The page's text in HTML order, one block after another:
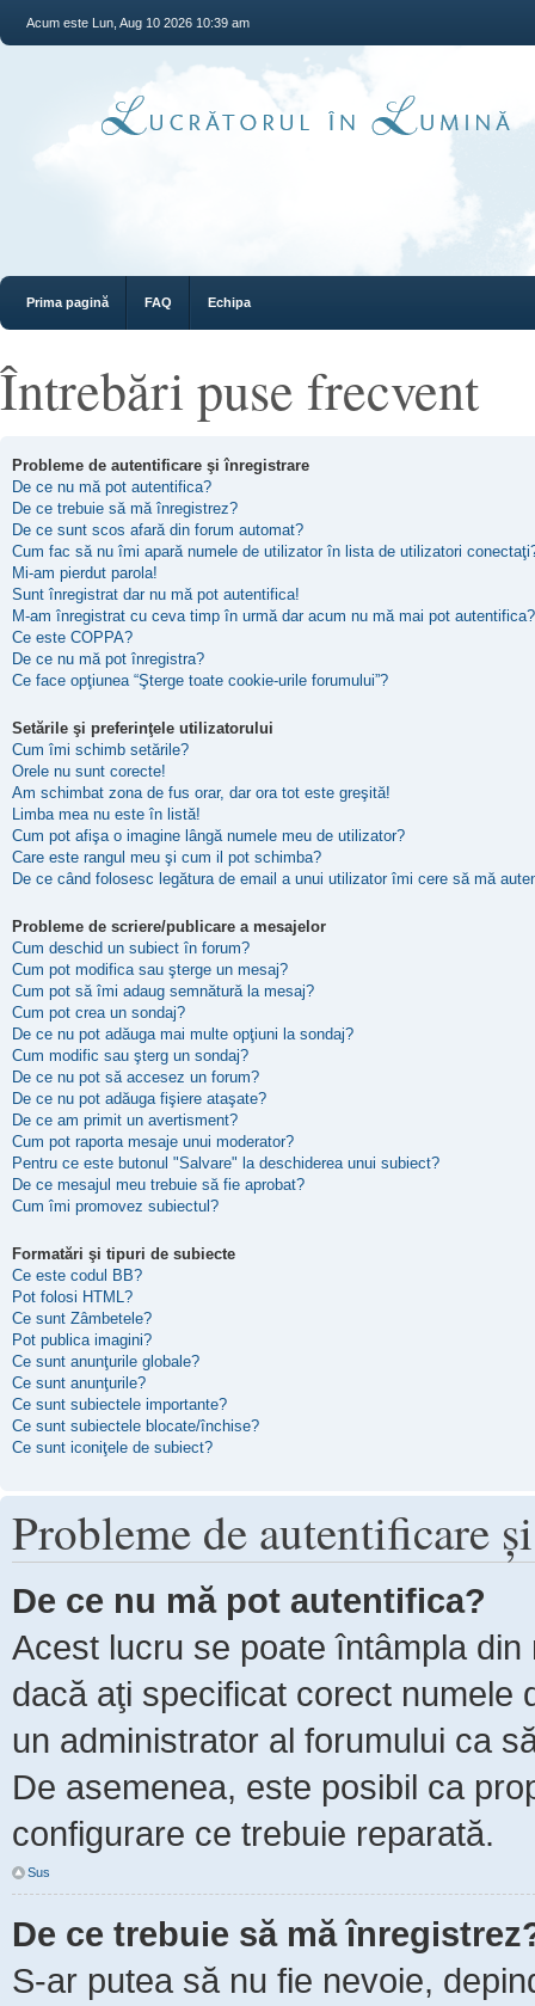
Acum este Lun, Aug 10 2026 10:39 am
Prima pagină FAQ Echipa
Întrebări puse frecvent
Probleme de autentificare şi înregistrare
De ce nu mă pot autentifica?
De ce trebuie să mă înregistrez?
De ce sunt scos afară din forum automat?
Cum fac să nu îmi apară numele de utilizator în lista de utilizatori
Mi-am pierdut parola!
Sunt înregistrat dar nu mă pot autentifica!
M-am înregistrat cu ceva timp în urmă dar acum nu mă mai pot
Ce este COPPA?
De ce nu mă pot înregistra?
Ce face opţiunea “Şterge toate cookie-urile forumului”?
Setările şi preferinţele utilizatorului
Cum îmi schimb setările?
Orele nu sunt corecte!
Am schimbat zona de fus orar, dar ora tot este greşită!
Limba mea nu este în listă!
Cum pot afişa o imagine lângă numele meu de utilizator?
Care este rangul meu şi cum il pot schimba?
De ce când folosesc legătura de email a unui utilizator îmi cere să mă
Probleme de scriere/publicare a mesajelor
Cum deschid un subiect în forum?
Cum pot modifica sau şterge un mesaj?
Cum pot să îmi adaug semnătură la mesaj?
Cum pot crea un sondaj?
De ce nu pot adăuga mai multe opţiuni la sondaj?
Cum modific sau şterg un sondaj?
De ce nu pot să accesez un forum?
De ce nu pot adăuga fişiere ataşate?
De ce am primit un avertisment?
Cum pot raporta mesaje unui moderator?
Pentru ce este butonul "Salvare" la deschiderea unui subiect?
De ce mesajul meu trebuie să fie aprobat?
Cum îmi promovez subiectul?
Formatări şi tipuri de subiecte
Ce este codul BB?
Pot folosi HTML?
Ce sunt Zâmbetele?
Pot publica imagini?
Ce sunt anunţurile globale?
Ce sunt anunţurile?
Ce sunt subiectele importante?
Ce sunt subiectele blocate/închise?
Ce sunt iconiţele de subiect?
Probleme de autentificare
De ce nu mă pot autentifica?
Acest lucru se poate întâmpla
dacă aţi specificat corect numele
un administrator al forumului ca
De asemenea, este posibil ca
configurare ce trebuie reparată.
Sus
De ce trebuie să mă
S-ar putea să nu fie nevoie,